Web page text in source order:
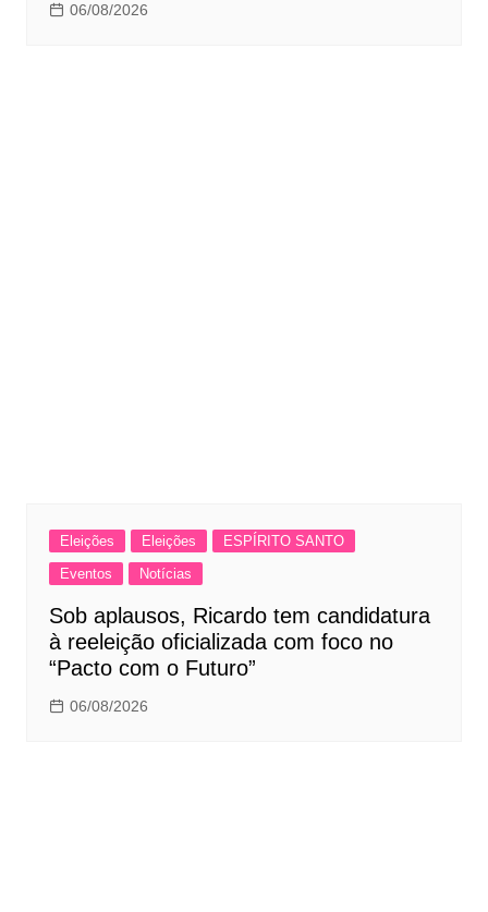
06/08/2026
Eleições Eleições
ESPÍRITO SANTO
Eventos
Notícias
Sob aplausos, Ricardo tem candidatura
à reeleição oficializada com foco no
“Pacto com o Futuro”
06/08/2026